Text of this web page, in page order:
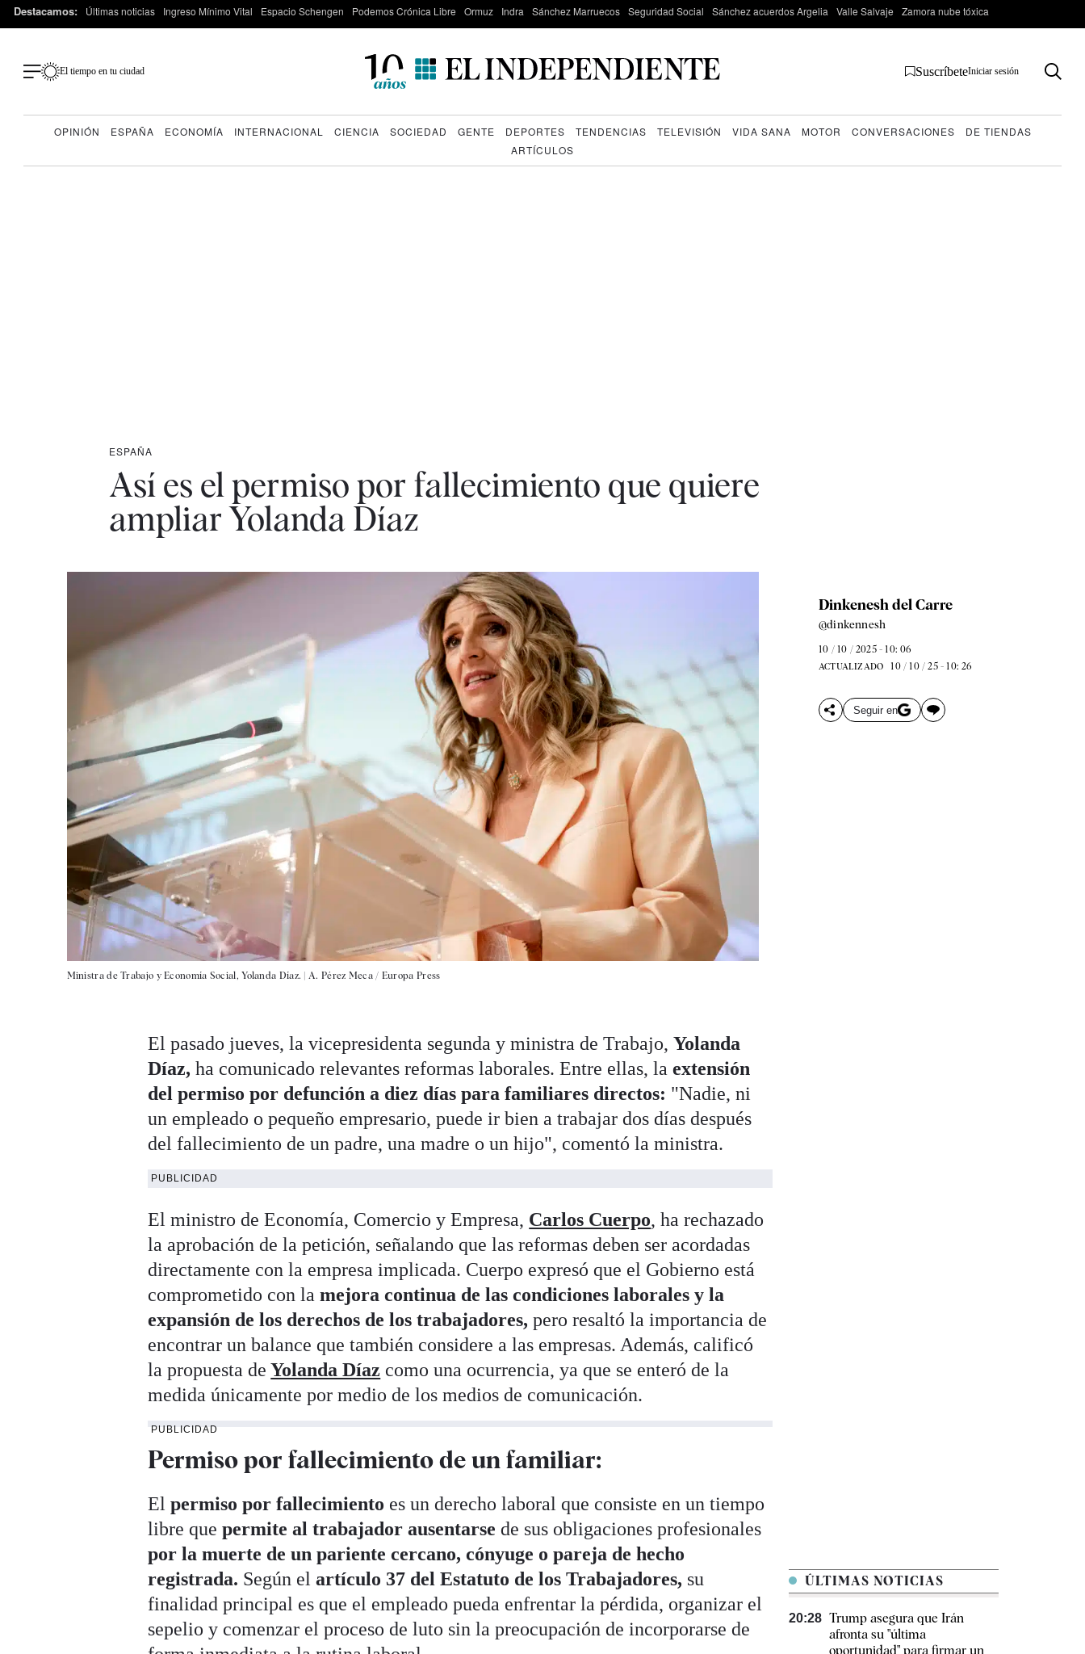
Destacamos: Últimas noticias Ingreso Mínimo Vital Espacio Schengen Podemos Crónica Libre Ormuz Indra Sánchez Marruecos Seguridad Social Sánchez acuerdos Argelia Valle Salvaje Zamora nube tóxica
El tiempo en tu ciudad SuscríbeteIniciar sesión
OPINIÓN ESPAÑA ECONOMÍA INTERNACIONAL CIENCIA SOCIEDAD GENTE DEPORTES TENDENCIAS TELEVISIÓN VIDA SANA MOTOR CONVERSACIONES
DE TIENDAS
ARTÍCULOS
ESPAÑA
Así es el permiso por fallecimiento que quiere
ampliar Yolanda Díaz
Ministra de Trabajo y Economía Social, Yolanda Díaz. | A. Pérez Meca / Europa Press
Dinkenesh del Carre
@dinkennesh
10 / 10 / 2025 - 10: 06
ACTUALIZADO 10 / 10 / 25 - 10: 26
Seguir en
El pasado jueves, la vicepresidenta segunda y ministra de Trabajo,Yolanda
Díaz, ha comunicado relevantes reformas laborales. Entre ellas, laextensión
del permiso por defunción a diez días para familiares directos: "Nadie, ni
un empleado o pequeño empresario, puede ir bien a trabajar dos días después
del fallecimiento de un padre, una madre o un hijo", comentó la ministra.
PUBLICIDAD
El ministro de Economía, Comercio y Empresa, Carlos Cuerpo, ha rechazado
la aprobación de la petición, señalando que las reformas deben ser acordadas
directamente con la empresa implicada. Cuerpo expresó que el Gobierno está
comprometido con la mejora continua de las condiciones laborales y la
expansión de los derechos de los trabajadores,pero resaltó la importancia de
encontrar un balance que también considere a las empresas. Además, calificó
la propuesta de Yolanda Díaz como una ocurrencia, ya que se enteró de la
medida únicamente por medio de los medios de comunicación.
PUBLICIDAD
Permiso por fallecimiento de un familiar:
El permiso por fallecimiento es un derecho laboral que consiste en un tiempo
libre quepermite al trabajador ausentarse de sus obligaciones profesionales
por la muerte de un pariente cercano, cónyuge o pareja de hecho
registrada. Según elartículo 37 del Estatuto de los Trabajadores, su
finalidad principal es que el empleado pueda enfrentar la pérdida, organizar el
sepelio y comenzar el proceso de luto sin la preocupación de incorporarse de
ÚLTIMAS NOTICIAS
20:28 Trump asegura que Irán
afronta su "última
oportunidad" para firmar un